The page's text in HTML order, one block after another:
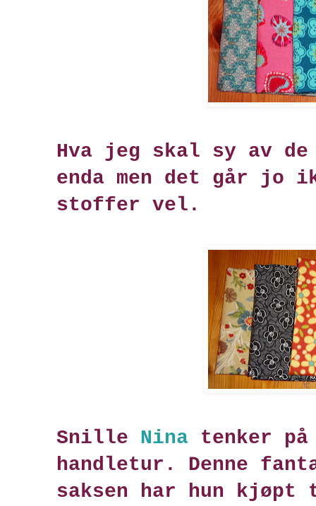
Hva jeg skal sy av
enda men det går jo
stoffer vel.
Snille Nina tenker på
handletur. Denne
saksen har hun